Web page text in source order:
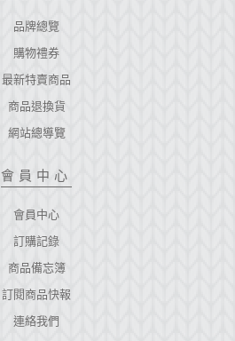
品牌總覽
購物禮券
最新特賣商品
商品退換貨
網站總導覽
會員中心
會員中心
訂購記錄
商品備忘簿
訂閱商品快報
連絡我們